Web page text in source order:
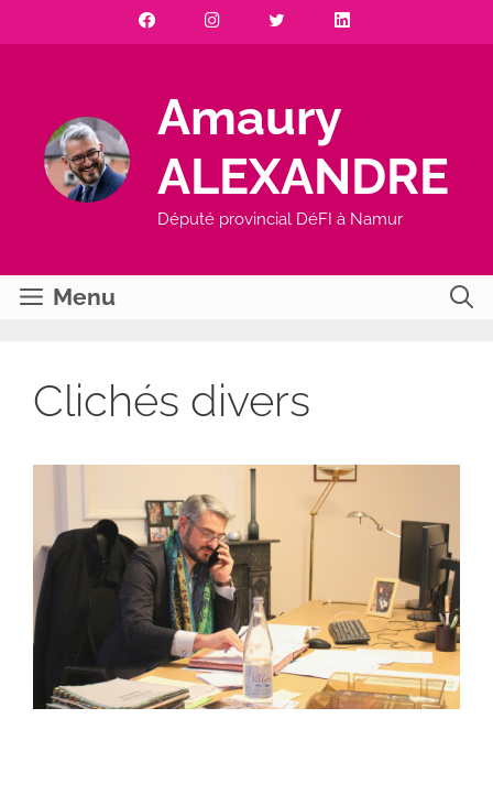
au
Amaury
ALEXANDRE
Député provincial DéFI à Namur
Menu
Clichés divers